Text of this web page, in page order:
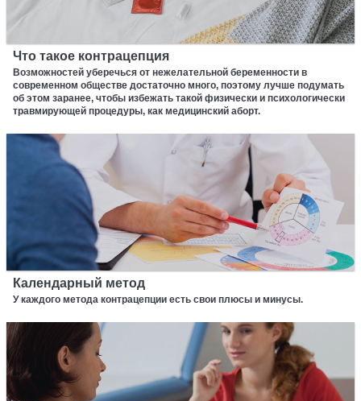
Что такое контрацепция
Возможностей уберечься от нежелательной беременности в
современном обществе достаточно много, поэтому лучше подумать
об этом заранее, чтобы избежать такой физически и психологически
травмирующей процедуры, как медицинский аборт.
Календарный метод
У каждого метода контрацепции есть свои плюсы и минусы.